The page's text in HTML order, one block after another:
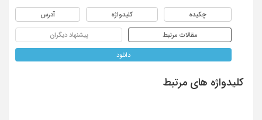
چکیده کلیدواژه آدرس
مقالات مرتبط پیشنهاد دیگران
دانلود
کلیدواژه های مرتبط